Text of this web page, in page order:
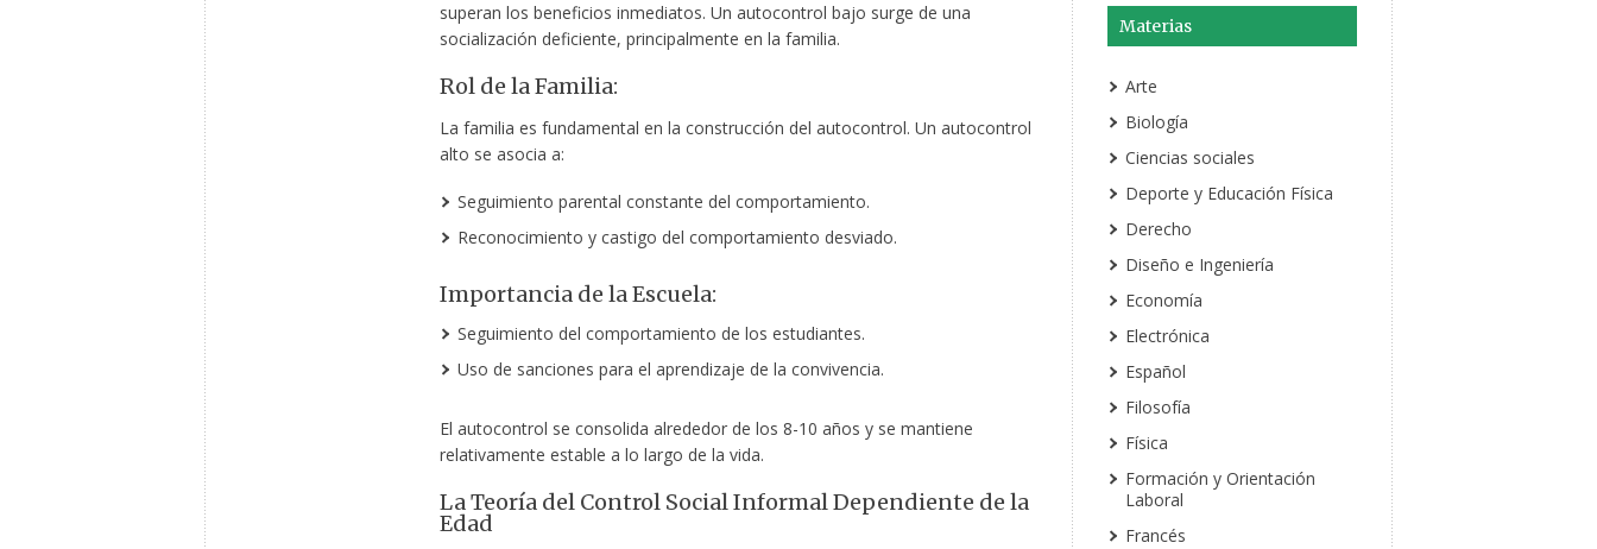
superan los beneficios inmediatos. Un autocontrol bajo surge de una
socialización deficiente, principalmente en la familia.
Rol de la Familia:
La familia es fundamental en la construcción del autocontrol. Un autocontrol
alto se asocia a:
Seguimiento parental constante del comportamiento.
Reconocimiento y castigo del comportamiento desviado.
Importancia de la Escuela:
Seguimiento del comportamiento de los estudiantes.
Uso de sanciones para el aprendizaje de la convivencia.
El autocontrol se consolida alrededor de los 8-10 años y se mantiene
relativamente estable a lo largo de la vida.
La Teoría del Control Social Informal Dependiente de la
Edad
Materias
Arte
Biología
Ciencias sociales
Deporte y Educación Física
Derecho
Diseño e Ingeniería
Economía
Electrónica
Español
Filosofía
Física
Formación y Orientación
Laboral
Francés